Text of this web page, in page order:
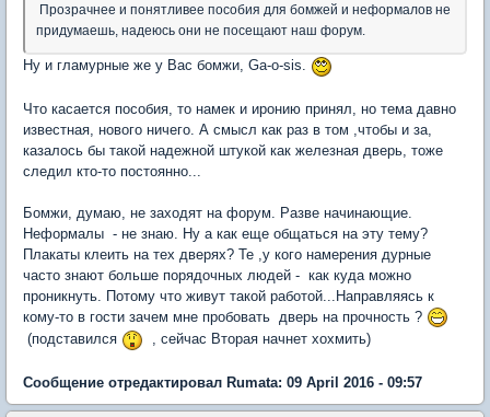
Прозрачнее и понятливее пособия для бомжей и неформалов не
придумаешь, надеюсь они не посещают наш форум.
Ну и гламурные же у Вас бомжи, Ga-o-sis.
Что касается пособия, то намек и иронию принял, но тема давно
известная, нового ничего. А смысл как раз в том ,чтобы и за,
казалось бы такой надежной штукой как железная дверь, тоже
следил кто-то постоянно...
Бомжи, думаю, не заходят на форум. Разве начинающие.
Неформалы - не знаю. Ну а как еще общаться на эту тему?
Плакаты клеить на тех дверях? Те ,у кого намерения дурные
часто знают больше порядочных людей - как куда можно
проникнуть. Потому что живут такой работой...Направляясь к
кому-то в гости зачем мне пробовать дверь на прочность ?
(подставился
, сейчас Вторая начнет хохмить)
Сообщение отредактировал Rumata: 09 April 2016 - 09:57